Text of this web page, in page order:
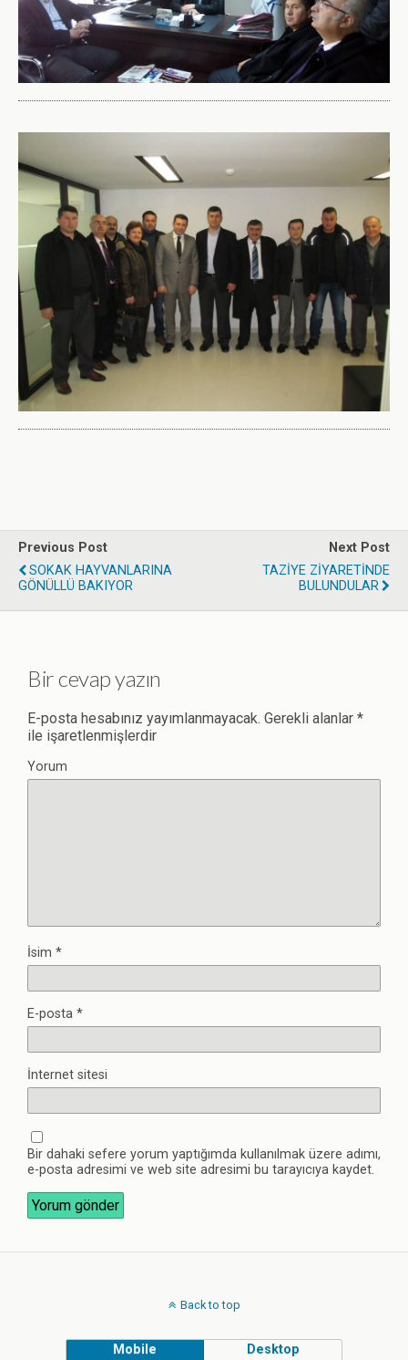
Previous Post
SOKAK HAYVANLARINA
GÖNÜLLÜ BAKIYOR
Next Post
TAZİYE ZİYARETİNDE
BULUNDULAR
Bir cevap yazın
E-posta hesabınız yayımlanmayacak. Gerekli alanlar *
ile işaretlenmişlerdir
Yorum
İsim *
E-posta *
İnternet sitesi
Bir dahaki sefere yorum yaptığımda kullanılmak üzere adımı,
e-posta adresimi ve web site adresimi bu tarayıcıya kaydet.
Back to top
Mobile Desktop